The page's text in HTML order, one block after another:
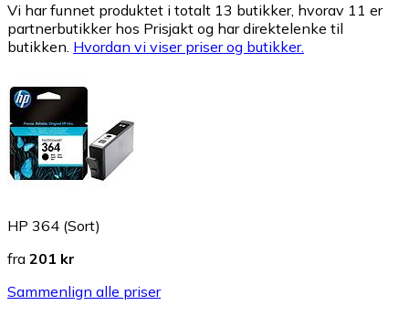
Vi har funnet produktet i totalt 13 butikker, hvorav 11 er
partnerbutikker hos Prisjakt og har direktelenke til
butikken. Hvordan vi viser priser og butikker.
HP 364 (Sort)
fra 201 kr
Sammenlign alle priser